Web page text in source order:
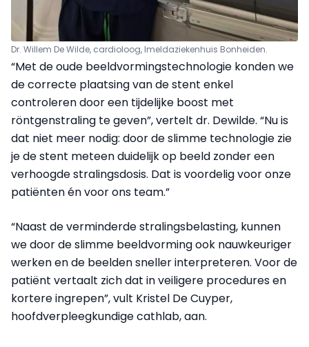
Dr. Willem De Wilde, cardioloog, Imeldaziekenhuis Bonheiden.
“Met de oude beeldvormingstechnologie konden we
de correcte plaatsing van de stent enkel
controleren door een tijdelijke boost met
röntgenstraling te geven”, vertelt dr. Dewilde. “Nu is
dat niet meer nodig: door de slimme technologie zie
je de stent meteen duidelijk op beeld zonder een
verhoogde stralingsdosis. Dat is voordelig voor onze
patiënten én voor ons team.”
“Naast de verminderde stralingsbelasting, kunnen
we door de slimme beeldvorming ook nauwkeuriger
werken en de beelden sneller interpreteren. Voor de
patiënt vertaalt zich dat in veiligere procedures en
kortere ingrepen”, vult Kristel De Cuyper,
hoofdverpleegkundige cathlab, aan.